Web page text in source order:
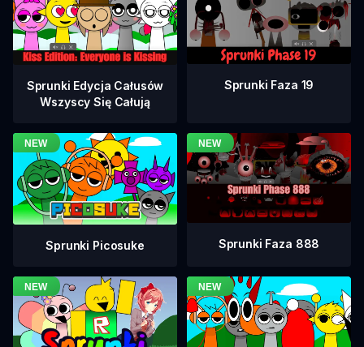
Sprunki Edycja Całusów
Wszyscy Się Całują
Sprunki Faza 19
Sprunki Picosuke Sprunki Faza 888